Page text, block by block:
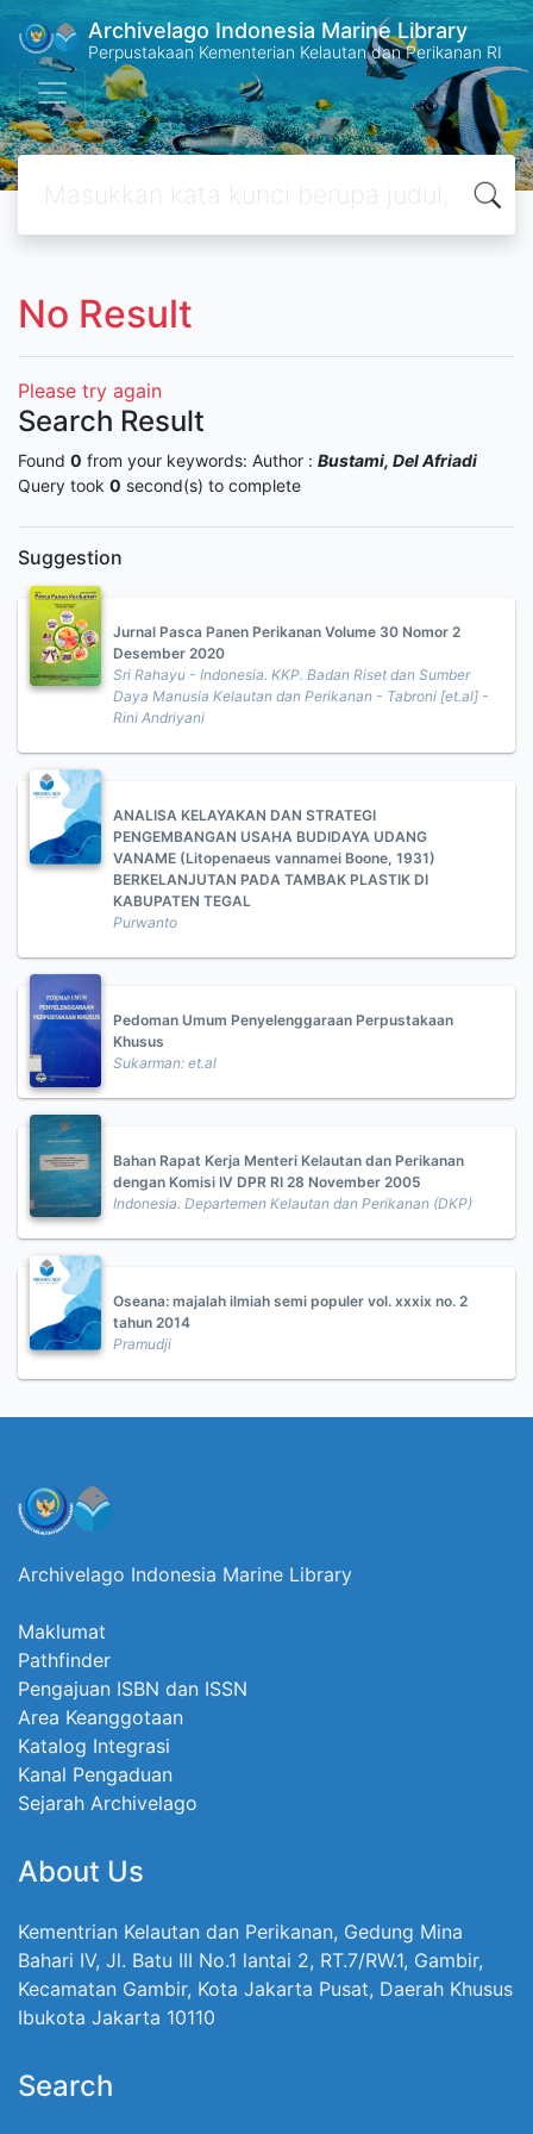
Archivelago Indonesia Marine Library
Perpustakaan Kementerian Kelautan dan Perikanan RI
No Result
Please try again
Search Result
Found 0 from your keywords: Author : Bustami, Del Afriadi
Query took 0 second(s) to complete
Suggestion
Jurnal Pasca Panen Perikanan Volume 30 Nomor 2
Desember 2020
Sri Rahayu - Indonesia. KKP. Badan Riset dan Sumber
Daya Manusia Kelautan dan Perikanan - Tabroni [et.al] -
Rini Andriyani
ANALISA KELAYAKAN DAN STRATEGI
PENGEMBANGAN USAHA BUDIDAYA UDANG
VANAME (Litopenaeus vannamei Boone, 1931)
BERKELANJUTAN PADA TAMBAK PLASTIK DI
KABUPATEN TEGAL
Purwanto
Pedoman Umum Penyelenggaraan Perpustakaan
Khusus
Sukarman: et.al
Bahan Rapat Kerja Menteri Kelautan dan Perikanan
dengan Komisi IV DPR RI 28 November 2005
Indonesia. Departemen Kelautan dan Perikanan (DKP)
Oseana: majalah ilmiah semi populer vol. xxxix no. 2
tahun 2014
Pramudji
Archivelago Indonesia Marine Library
Maklumat
Pathfinder
Pengajuan ISBN dan ISSN
Area Keanggotaan
Katalog Integrasi
Kanal Pengaduan
Sejarah Archivelago
About Us
Kementrian Kelautan dan Perikanan, Gedung Mina
Bahari IV, Jl. Batu III No.1 lantai 2, RT.7/RW.1, Gambir,
Kecamatan Gambir, Kota Jakarta Pusat, Daerah Khusus
Ibukota Jakarta 10110
Search